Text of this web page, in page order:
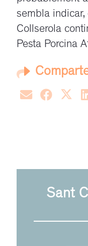
sembla indicar,
Collserola
Pesta Porcina
Sant